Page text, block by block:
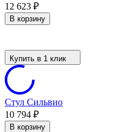
12 623 ₽
В корзину
Купить в 1 клик
Стул Сильвио
10 794 ₽
В корзину